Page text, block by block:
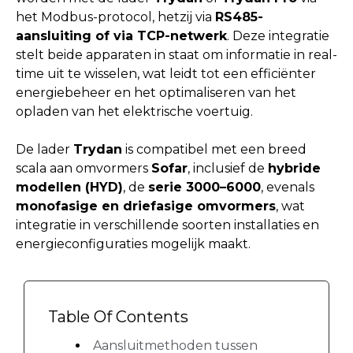
het Modbus-protocol, hetzij via RS485-
aansluiting of via TCP-netwerk. Deze integratie
stelt beide apparaten in staat om informatie in real-
time uit te wisselen, wat leidt tot een efficiënter
energiebeheer en het optimaliseren van het
opladen van het elektrische voertuig.
De lader Trydan is compatibel met een breed
scala aan omvormers Sofar, inclusief de hybride
modellen (HYD), de serie 3000–6000, evenals
monofasige en driefasige omvormers, wat
integratie in verschillende soorten installaties en
energieconfiguraties mogelijk maakt.
Table Of Contents
Aansluitmethoden tussen